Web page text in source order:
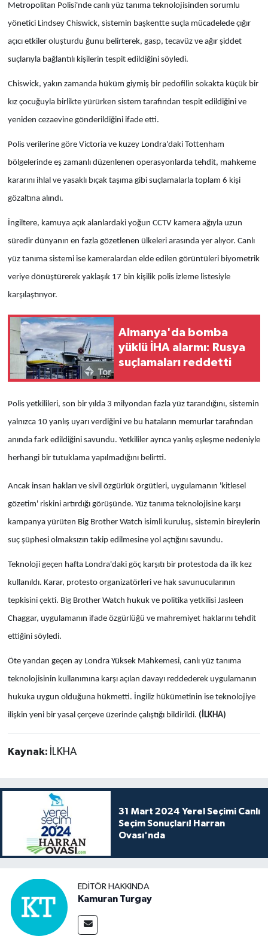
Metropolitan Polisi'nde canlı yüz tanıma teknolojisinden sorumlu
yönetici Lindsey Chiswick, sistemin başkentte suçla mücadelede çığır
açıcı etkiler oluşturdu ğunu belirterek, gasp, tecavüz ve ağır şiddet
suçlarıyla bağlantılı kişilerin tespit edildiğini söyledi.
Chiswick, yakın zamanda hüküm giymiş bir pedofilin sokakta küçük bir
kız çocuğuyla birlikte yürürken sistem tarafından tespit edildiğini ve
yeniden cezaevine gönderildiğini ifade etti.
Polis verilerine göre Victoria ve kuzey Londra'daki Tottenham
bölgelerinde eş zamanlı düzenlenen operasyonlarda tehdit, mahkeme
kararını ihlal ve yasaklı bıçak taşıma gibi suçlamalarla toplam 6 kişi
gözaltına alındı.
İngiltere, kamuya açık alanlardaki yoğun CCTV kamera ağıyla uzun
süredir dünyanın en fazla gözetlenen ülkeleri arasında yer alıyor. Canlı
yüz tanıma sistemi ise kameralardan elde edilen görüntüleri biyometrik
veriye dönüştürerek yaklaşık 17 bin kişilik polis izleme listesiyle
karşılaştırıyor.
Almanya'da bomba
yüklü İHA alarmı: Rusya
suçlamaları reddetti
Polis yetkilileri, son bir yılda 3 milyondan fazla yüz tarandığını, sistemin
yalnızca 10 yanlış uyarı verdiğini ve bu hataların memurlar tarafından
anında fark edildiğini savundu. Yetkililer ayrıca yanlış eşleşme nedeniyle
herhangi bir tutuklama yapılmadığını belirtti.
Ancak insan hakları ve sivil özgürlük örgütleri, uygulamanın 'kitlesel
gözetim' riskini artırdığı görüşünde. Yüz tanıma teknolojisine karşı
kampanya yürüten Big Brother Watch isimli kuruluş, sistemin bireylerin
suç şüphesi olmaksızın takip edilmesine yol açtığını savundu.
Teknoloji geçen hafta Londra'daki göç karşıtı bir protestoda da ilk kez
kullanıldı. Karar, protesto organizatörleri ve hak savunucularının
tepkisini çekti. Big Brother Watch hukuk ve politika yetkilisi Jasleen
Chaggar, uygulamanın ifade özgürlüğü ve mahremiyet haklarını tehdit
ettiğini söyledi.
Öte yandan geçen ay Londra Yüksek Mahkemesi, canlı yüz tanıma
teknolojisinin kullanımına karşı açılan davayı reddederek uygulamanın
hukuka uygun olduğuna hükmetti. İngiliz hükümetinin ise teknolojiye
ilişkin yeni bir yasal çerçeve üzerinde çalıştığı bildirildi. (İLKHA)
Kaynak: İLKHA
31 Mart 2024 Yerel Seçimi Canlı
Seçim Sonuçları! Harran
Ovası'nda
EDITÖR HAKKINDA
Kamuran Turgay